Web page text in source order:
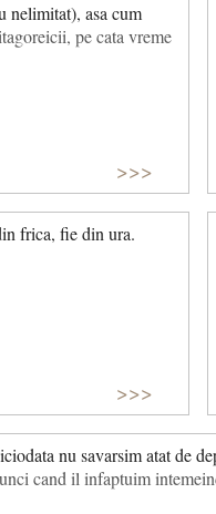
nelimitat), asa cum
pe cata vreme
>>>
frica, fie din ura.
>>>
nu savarsim atat de
cand il infaptuim